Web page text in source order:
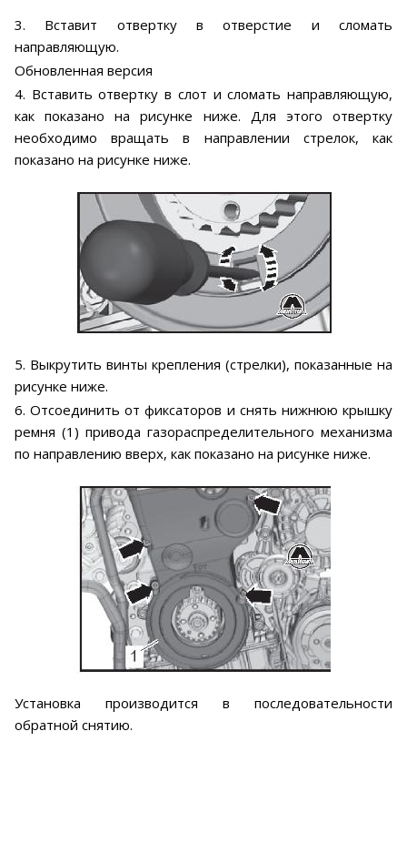
3. Вставит отвертку в отверстие и сломать
направляющую.
Обновленная версия
4. Вставить отвертку в слот и сломать направляющую,
как показано на рисунке ниже. Для этого отвертку
необходимо вращать в направлении стрелок, как
показано на рисунке ниже.
5. Выкрутить винты крепления (стрелки), показанные на
рисунке ниже.
6. Отсоединить от фиксаторов и снять нижнюю крышку
ремня (1) привода газораспределительного механизма
по направлению вверх, как показано на рисунке ниже.
Установка производится в последовательности
обратной снятию.